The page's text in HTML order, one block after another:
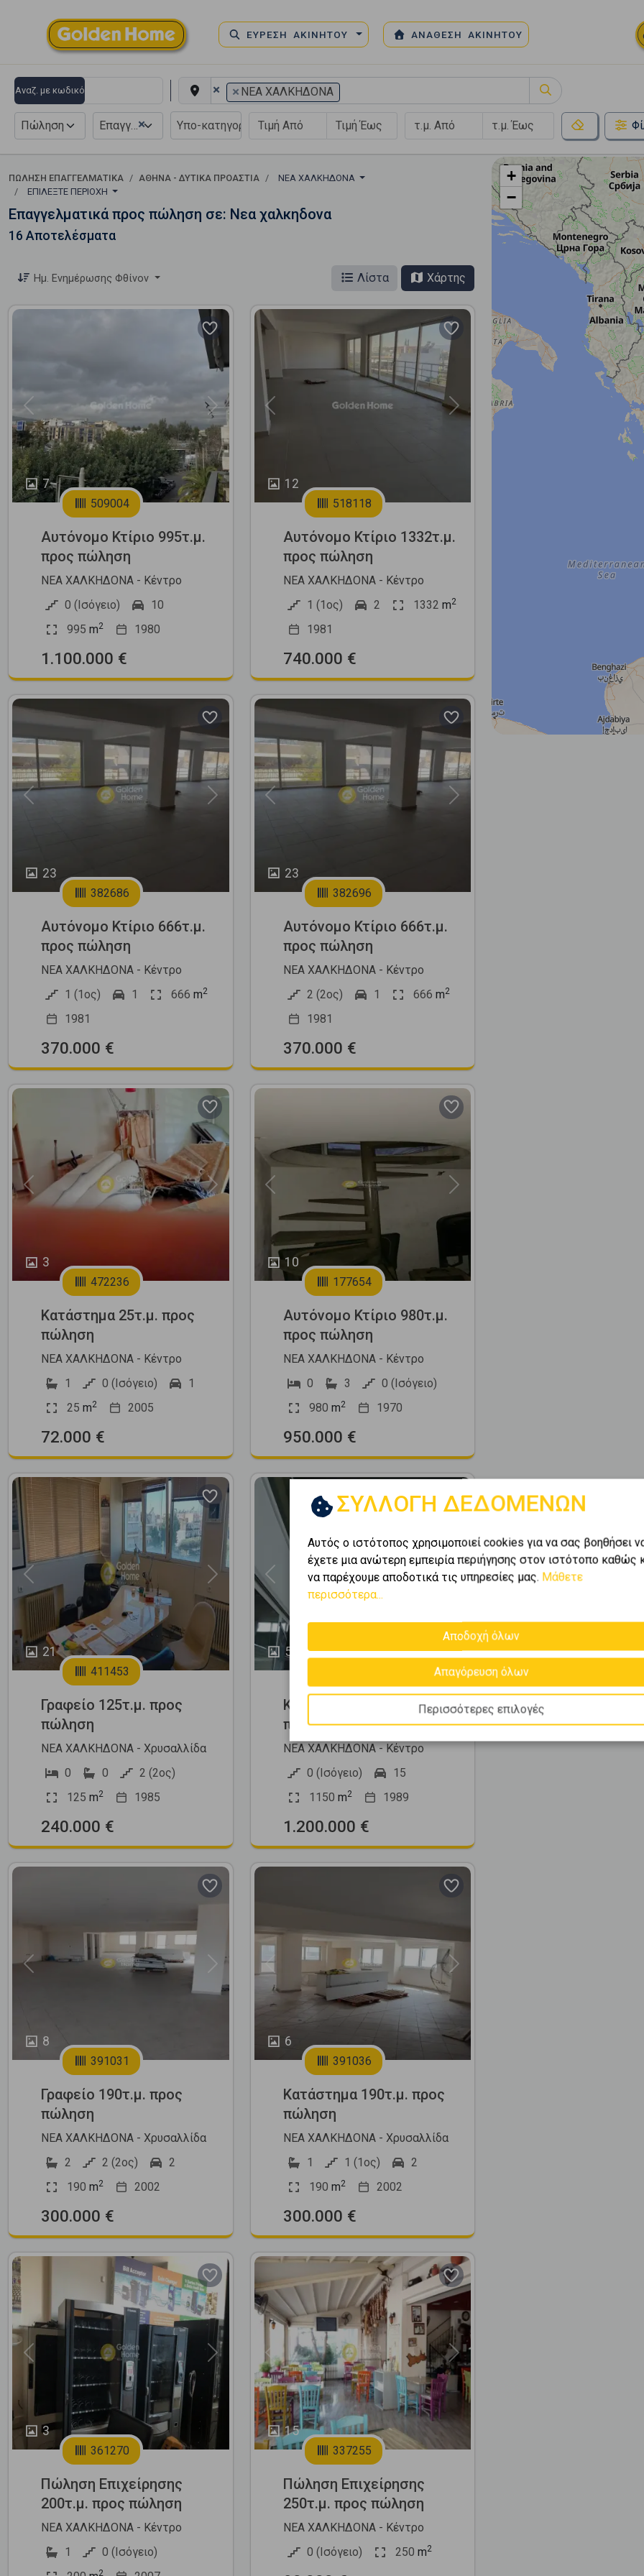
ΕΥΡΕΣΗ ΑΚΙΝΗΤΟΥ ΑΝΑΘΕΣΗ ΑΚΙΝΗΤΟΥ
Αναζ. με κωδικό × × ΝΕΑ ΧΑΛΚΗΔΟΝΑ
Πώληση ×
Επαγγελματικό
ΠΏΛΗΣΗ ΕΠΑΓΓΕΛΜΑΤΙΚΆ ΑΘΗΝΑ - ΔΥΤΙΚΑ ΠΡΟΑΣΤΙΑ
ΝΕΑ ΧΑΛΚΗΔΟΝΑ
ΕΠΙΛΈΞΤΕ ΠΕΡΙΟΧΉ
Επαγγελματικά προς πώληση σε: Νεα χαλκηδονα
16 Αποτελέσματα
Ημ. Ενημέρωσης Φθίνον Λίστα Χάρτης
7
Previous Next
509004
Αυτόνομο Κτίριο 995τ.μ.
προς πώληση
ΝΕΑ ΧΑΛΚΗΔΟΝΑ - Κέντρο
0 (Ισόγειο)
10
995 m2 1980
1.100.000 €
12
Previous Next
518118
Αυτόνομο Κτίριο 1332τ.μ.
προς πώληση
ΝΕΑ ΧΑΛΚΗΔΟΝΑ - Κέντρο
1 (1ος)
2 1332 m2
1981
740.000 €
23
Previous Next
382686
Αυτόνομο Κτίριο 666τ.μ.
προς πώληση
ΝΕΑ ΧΑΛΚΗΔΟΝΑ - Κέντρο
1 (1ος)
1 666 m2
1981
370.000 €
23
Previous Next
382696
Αυτόνομο Κτίριο 666τ.μ.
προς πώληση
ΝΕΑ ΧΑΛΚΗΔΟΝΑ - Κέντρο
2 (2ος)
1 666 m2
1981
370.000 €
3
Previous Next
472236
Κατάστημα 25τ.μ. προς
πώληση
ΝΕΑ ΧΑΛΚΗΔΟΝΑ - Κέντρο
1
0 (Ισόγειο)
1
25 m2 2005
72.000 €
10
Previous Next
177654
Αυτόνομο Κτίριο 980τ.μ.
προς πώληση
ΝΕΑ ΧΑΛΚΗΔΟΝΑ - Κέντρο
0
3
0 (Ισόγειο)
980 m2 1970
950.000 €
21
Previous Next
411453
Γραφείο 125τ.μ. προς
πώληση
ΝΕΑ ΧΑΛΚΗΔΟΝΑ - Χρυσαλλίδα
0
0
2 (2ος)
125 m2 1985
240.000 €
5
Previous Next
Κατάστημα 1150τ.μ. προς
πώληση
ΝΕΑ ΧΑΛΚΗΔΟΝΑ - Κέντρο
0 (Ισόγειο)
15
1150 m2 1989
1.200.000 €
8
Previous
391031
Γραφείο 190τ.μ. προς
πώληση
ΝΕΑ ΧΑΛΚΗΔΟΝΑ - Χρυσαλλίδα
2
2 (2ος)
2
190 m2 2002
300.000 €
6
Previous Next
391036
Κατάστημα 190τ.μ. προς
πώληση
ΝΕΑ ΧΑΛΚΗΔΟΝΑ - Χρυσαλλίδα
1
1 (1ος)
2
190 m2 2002
300.000 €
3
Previous Next
361270
Πώληση Επιχείρησης
200τ.μ. προς πώληση
ΝΕΑ ΧΑΛΚΗΔΟΝΑ - Κέντρο
1
0 (Ισόγειο)
2
15
Previous Next
337255
Πώληση Επιχείρησης
250τ.μ. προς πώληση
ΝΕΑ ΧΑΛΚΗΔΟΝΑ - Κέντρο
0 (Ισόγειο)
250 m2
+
−
ΣΥΛΛΟΓΗ ΔΕΔΟΜΕΝΩΝ
Αυτός ο ιστότοπος χρησιμοποιεί cookies για να σας βοηθήσει
έχετε μια ανώτερη εμπειρία περιήγησης στον ιστότοπο καθώς
να παρέχουμε αποδοτικά τις υπηρεσίες μας. Μάθετε
περισσότερα...
Αποδοχή όλων
Απαγόρευση όλων
Περισσότερες επιλογές